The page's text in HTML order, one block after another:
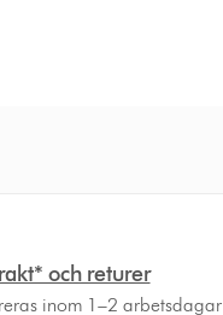
och returer
inom 1–2 arbetsdagar